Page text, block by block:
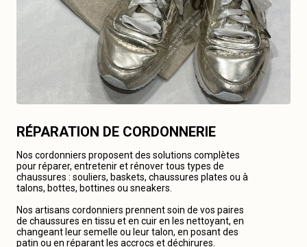
RÉPARATION DE CORDONNERIE
Nos cordonniers proposent des solutions complètes
pour réparer, entretenir et rénover tous types de
chaussures : souliers, baskets, chaussures plates ou à
talons, bottes, bottines ou sneakers.
Nos artisans cordonniers prennent soin de vos paires
de chaussures en tissu et en cuir en les nettoyant, en
changeant leur semelle ou leur talon, en posant des
patin ou en réparant les accrocs et déchirures.